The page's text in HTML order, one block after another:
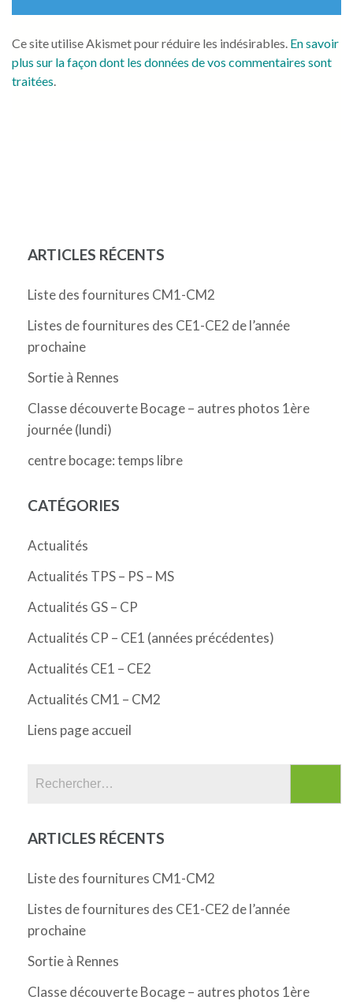
Ce site utilise Akismet pour réduire les indésirables. En savoir
plus sur la façon dont les données de vos commentaires sont
traitées.
ARTICLES RÉCENTS
Liste des fournitures CM1-CM2
Listes de fournitures des CE1-CE2 de l’année
prochaine
Sortie à Rennes
Classe découverte Bocage – autres photos 1ère
journée (lundi)
centre bocage: temps libre
CATÉGORIES
Actualités
Actualités TPS – PS – MS
Actualités GS – CP
Actualités CP – CE1 (années précédentes)
Actualités CE1 – CE2
Actualités CM1 – CM2
Liens page accueil
ARTICLES RÉCENTS
Liste des fournitures CM1-CM2
Listes de fournitures des CE1-CE2 de l’année
prochaine
Sortie à Rennes
Classe découverte Bocage – autres photos 1ère